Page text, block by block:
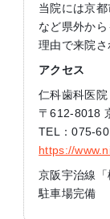
当院には京
など県外か
理由で来院さ
アクセス
仁科歯科医院
〒612-8018
TEL：075-
https://
京阪宇治線
駐車場完備